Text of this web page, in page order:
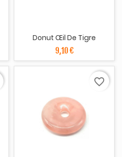
Donut Œil De Tigre
9,10 €
favorite_border